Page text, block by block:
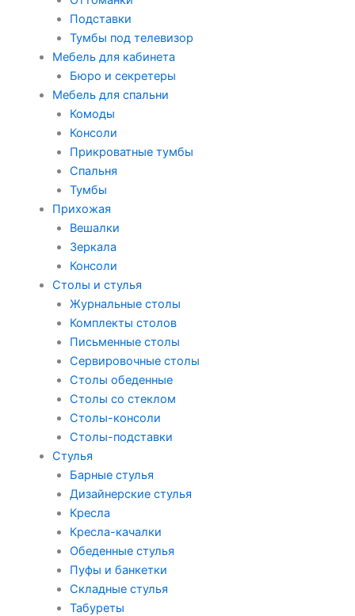
Подставки
Тумбы под телевизор
Мебель для кабинета
Бюро и секретеры
Мебель для спальни
Комоды
Консоли
Прикроватные тумбы
Спальня
Тумбы
Прихожая
Вешалки
Зеркала
Консоли
Столы и стулья
Журнальные столы
Комплекты столов
Письменные столы
Сервировочные столы
Столы обеденные
Столы со стеклом
Столы-консоли
Столы-подставки
Стулья
Барные стулья
Дизайнерские стулья
Кресла
Кресла-качалки
Обеденные стулья
Пуфы и банкетки
Складные стулья
Табуреты